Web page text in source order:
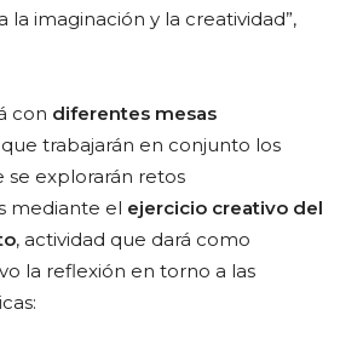
la imaginación y la creatividad”,
con diferentes mesas
trabajarán en conjunto los
se explorarán retos
mediante el ejercicio creativo del
, actividad que dará como
la reflexión en torno a las